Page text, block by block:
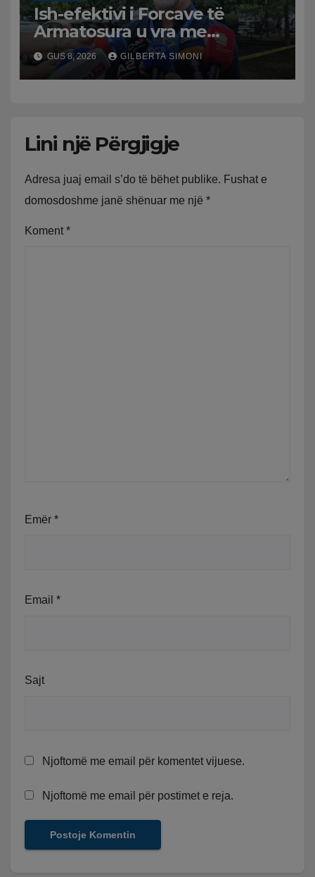
Ish-efektivi i Forcave të
Armatosura u vra me
kallashnikov nga shoku i
fëmijërisë, zv. drejtori i
Hetimit: Kishin konflikt të
GUS 8, 2026 GILBERTA SIMONI
Lini një Përgjigje
Adresa juaj email s’do të bëhet publike. Fushat e
domosdoshme janë shënuar me një *
Koment *
Emër *
Email *
Sajt
Njoftomë me email për komentet vijuese.
Njoftomë me email për postimet e reja.